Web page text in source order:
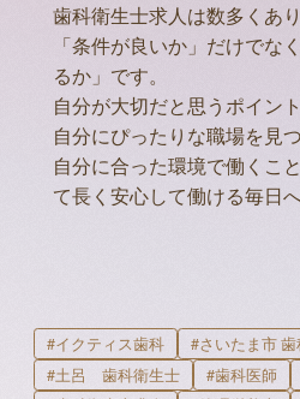
歯科衛生士求人は数多くあ
「条件が良いか」だけでな
るか」です。
自分が大切だと思うポイン
自分にぴったりな職場を見
自分に合った環境で働くこ
て長く安心して働ける毎日
#イクティス歯科
#さいたま市
#土呂 歯科衛生士
#歯科医師